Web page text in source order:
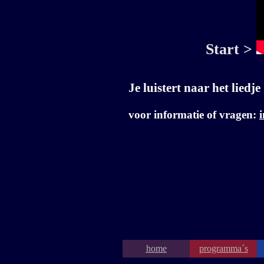
Start >
Je luistert naar het liedje
voor informatie of vragen:
home programma´s